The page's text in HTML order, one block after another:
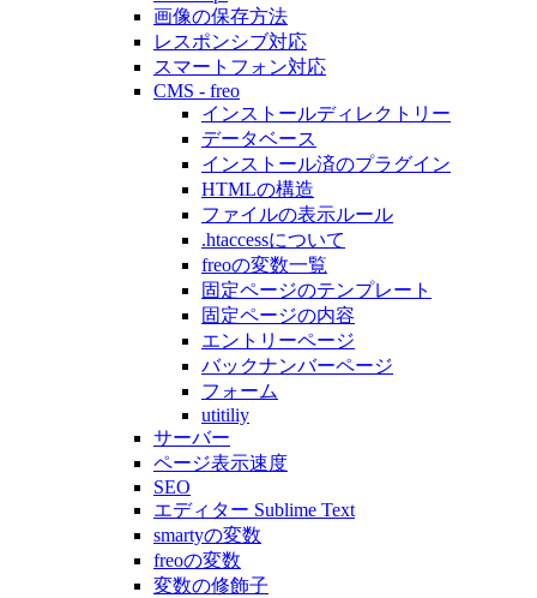
画像の保存方法
レスポンシブ対応
スマートフォン対応
CMS - freo
インストールディレクトリー
データベース
インストール済のプラグイン
HTMLの構造
ファイルの表示ルール
.htaccessについて
freoの変数一覧
固定ページのテンプレート
固定ページの内容
エントリーページ
バックナンバーページ
フォーム
utitiliy
サーバー
ページ表示速度
SEO
エディター Sublime Text
smartyの変数
freoの変数
変数の修飾子